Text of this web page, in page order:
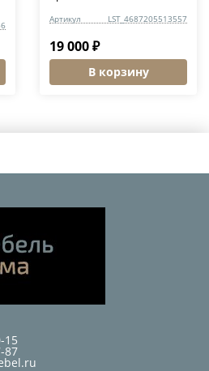
Артикул LST_4687205513557
19 000 ₽
В корзину
15
87